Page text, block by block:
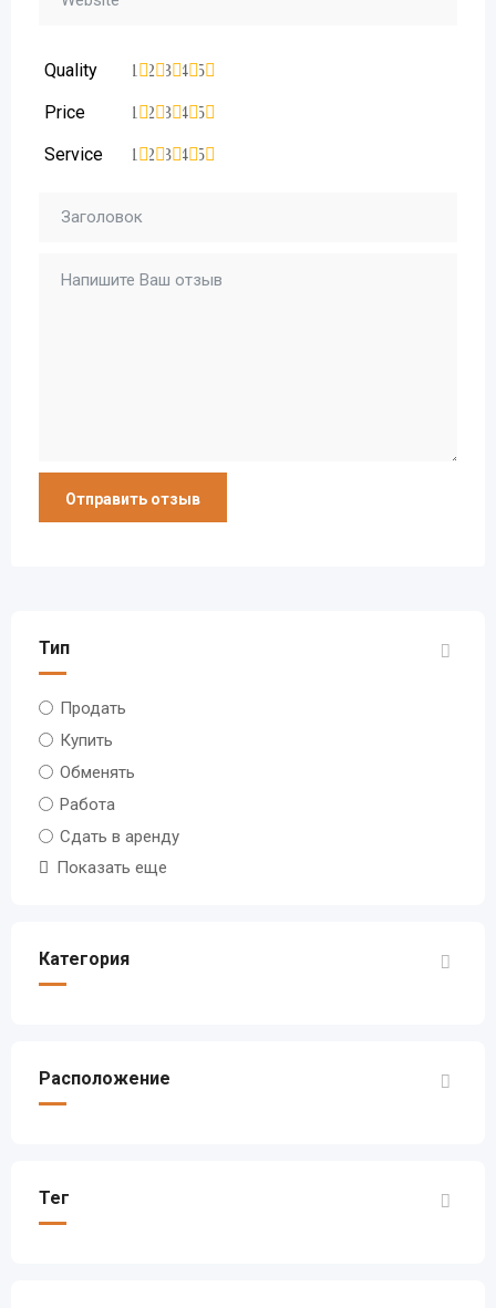
Quality 5
4
3
2
1
Price 5
4
3
2
1
Service 5
4
3
2
1
Тип
Продать
Купить
Обменять
Работа
Сдать в аренду
Показать еще
Категория
Расположение
Тег